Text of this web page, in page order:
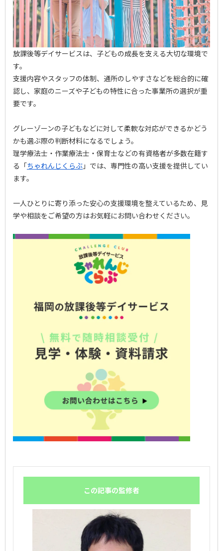
放課後等デイサービスは、子どもの成長を支える大切な環境で
す。
支援内容やスタッフの体制、通所のしやすさなどを総合的に確
認し、家庭のニーズや子どもの特性に合った事業所の選択が重
要です。
グレーゾーンの子どもなどに対して柔軟な対応ができるかどう
かも選ぶ際の判断材料になるでしょう。
理学療法士・作業療法士・保育士などの有資格者が多数在籍す
る 「ちゃれんじくらぶ 」 では、専門性の高い支援を提供してい
ます。
一人ひとりに寄り添った安心の支援環境を整えているため、見
学や相談をご希望の方はお気軽にお問い合わせください。
この記事の監修者